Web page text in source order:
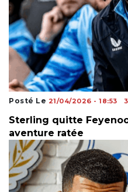
Posté Le 21/04/2026 - 18:53
Sterling quitte
aventure ratée